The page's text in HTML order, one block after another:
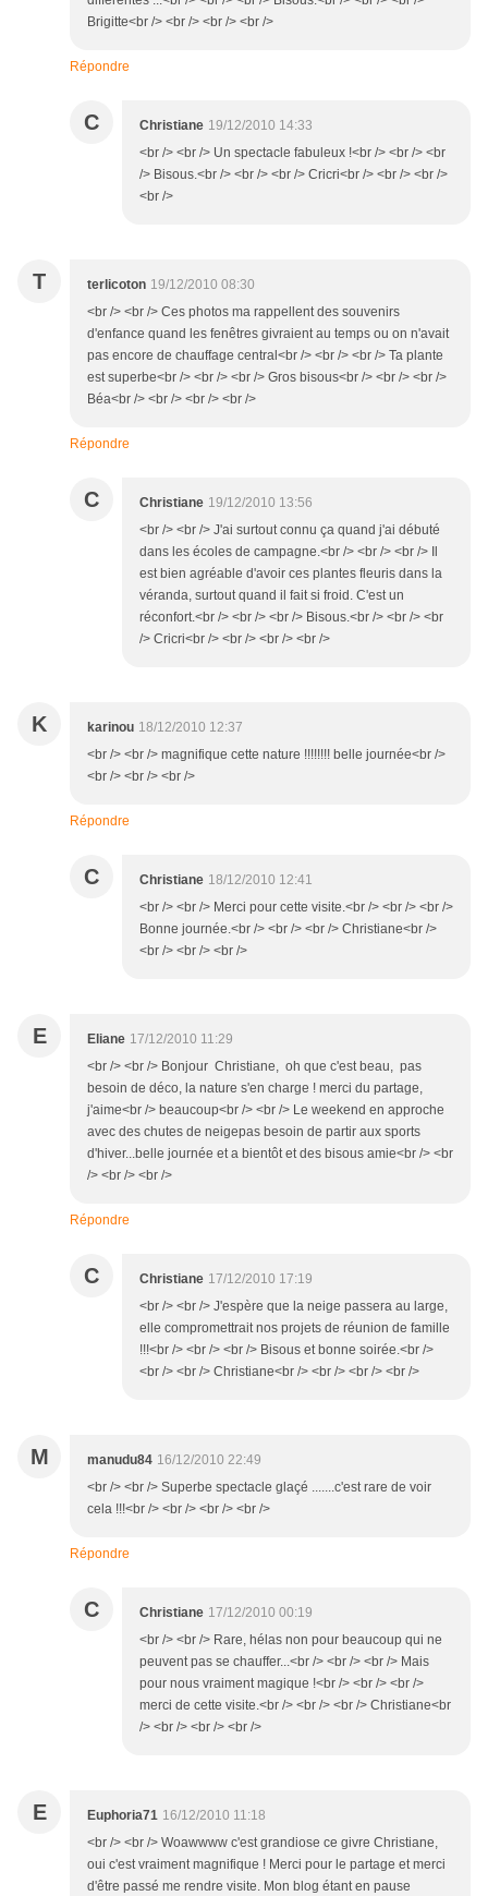
Brigitte<br /> <br /> <br /> <br />
Répondre
C Christiane 19/12/2010 14:33
<br /> <br /> Un spectacle fabuleux !<br /> <br /> <br
/> Bisous.<br /> <br /> <br /> Cricri<br /> <br /> <br />
<br />
T terlicoton 19/12/2010 08:30
<br /> <br /> Ces photos ma rappellent des souvenirs
d'enfance quand les fenêtres givraient au temps ou on n'avait
pas encore de chauffage central<br /> <br /> <br /> Ta plante
est superbe<br /> <br /> <br /> Gros bisous<br /> <br /> <br />
Béa<br /> <br /> <br /> <br />
Répondre
C Christiane 19/12/2010 13:56
<br /> <br /> J'ai surtout connu ça quand j'ai débuté
dans les écoles de campagne.<br /> <br /> <br /> Il
est bien agréable d'avoir ces plantes fleuris dans la
véranda, surtout quand il fait si froid. C'est un
réconfort.<br /> <br /> <br /> Bisous.<br /> <br /> <br
/> Cricri<br /> <br /> <br /> <br />
K karinou 18/12/2010 12:37
<br /> <br /> magnifique cette nature !!!!!!!! belle journée<br />
<br /> <br /> <br />
Répondre
C Christiane 18/12/2010 12:41
<br /> <br /> Merci pour cette visite.<br /> <br /> <br />
Bonne journée.<br /> <br /> <br /> Christiane<br />
<br /> <br /> <br />
E Eliane 17/12/2010 11:29
<br /> <br /> Bonjour Christiane, oh que c'est beau, pas
besoin de déco, la nature s'en charge ! merci du partage,
j'aime<br /> beaucoup<br /> <br /> Le weekend en approche
avec des chutes de neigepas besoin de partir aux sports
d'hiver...belle journée et a bientôt et des bisous amie<br /> <br
/> <br /> <br />
Répondre
C Christiane 17/12/2010 17:19
<br /> <br /> J'espère que la neige passera au large,
elle compromettrait nos projets de réunion de famille
!!!<br /> <br /> <br /> Bisous et bonne soirée.<br />
<br /> <br /> Christiane<br /> <br /> <br /> <br />
M manudu84 16/12/2010 22:49
<br /> <br /> Superbe spectacle glaçé .......c'est rare de voir
cela !!!<br /> <br /> <br /> <br />
Répondre
C Christiane 17/12/2010 00:19
<br /> <br /> Rare, hélas non pour beaucoup qui ne
peuvent pas se chauffer...<br /> <br /> <br /> Mais
pour nous vraiment magique !<br /> <br /> <br />
merci de cette visite.<br /> <br /> <br /> Christiane<br
/> <br /> <br /> <br />
E Euphoria71 16/12/2010 11:18
<br /> <br /> Woawwww c'est grandiose ce givre Christiane,
oui c'est vraiment magnifique ! Merci pour le partage et merci
d'être passé me rendre visite. Mon blog étant en pause